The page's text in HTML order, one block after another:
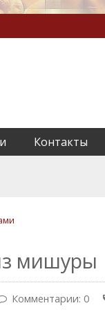
Контакты
мишуры
Комментарии: 0